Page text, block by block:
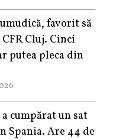
favorit să
Cluj. Cinci
putea pleca din
cumpărat un sat
Spania. Are 44 de